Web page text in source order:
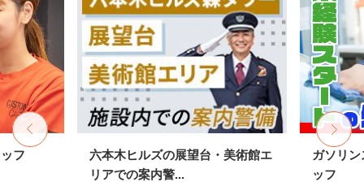
フ
六本木ヒルズの展望台・美術館エ
リアでの案内警...
ガソリ
ッフ